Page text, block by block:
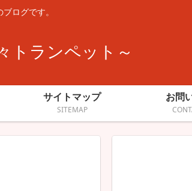
ログです。
トランペット～
サイトマップ
SITEMAP
お問